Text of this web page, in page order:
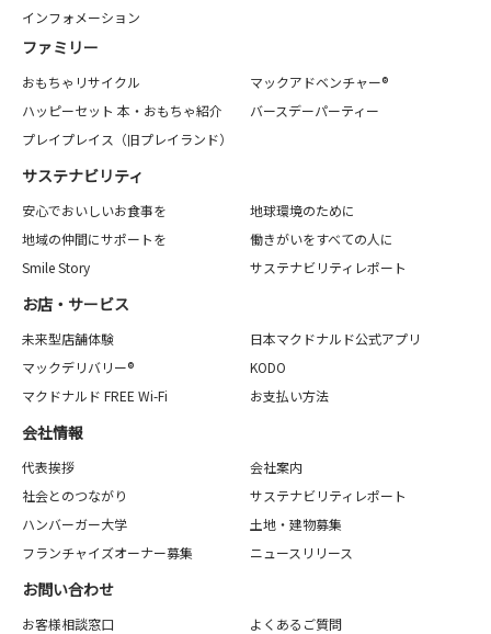
インフォメーション
ファミリー
おもちゃリサイクル
マックアドベンチャー®
ハッピーセット 本・おもちゃ紹介
バースデーパーティー
プレイプレイス（旧プレイランド）
サステナビリティ
安心でおいしいお食事を
地球環境のために
地域の仲間にサポートを
働きがいをすべての人に
Smile Story
サステナビリティレポート
お店・サービス
未来型店舗体験
日本マクドナルド公式アプリ
マックデリバリー®
KODO
マクドナルド FREE Wi-Fi
お支払い方法
会社情報
代表挨拶
会社案内
社会とのつながり
サステナビリティレポート
ハンバーガー大学
土地・建物募集
フランチャイズオーナー募集
ニュースリリース
お問い合わせ
お客様相談窓口 よくあるご質問